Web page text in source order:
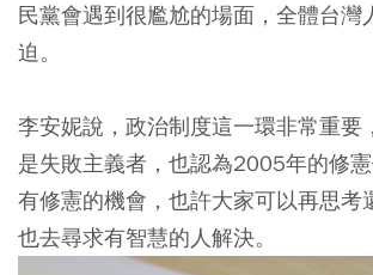
民黨會遇到很尷尬的場面，全體台灣
迫。
李安妮說，政治制度這一環非常重要
是失敗主義者，也認為2005年的修
有修憲的機會，也許大家可以再思考
也去尋求有智慧的人解決。